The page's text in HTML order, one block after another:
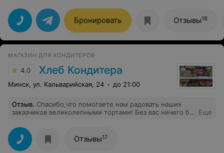
Бронировать Отзывы18
МАГАЗИН ДЛЯ КОНДИТЕРОВ
4.0 Хлеб Кондитера
Минск, ул. Кальварийская, 24 до 21:00
Отзыв. Спасибо,что помогаете нам радовать наших
заказчиков великолепными тортами! Без вас ничего бы Еще
Отзывы17